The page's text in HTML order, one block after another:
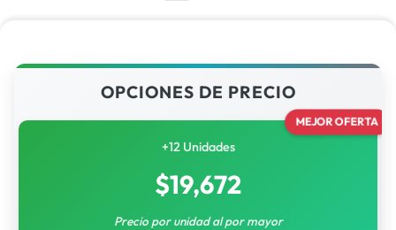
OPCIONES DE PRECIO
MEJOR OFERTA
+12 Unidades
$19,672
Precio por unidad al por mayor